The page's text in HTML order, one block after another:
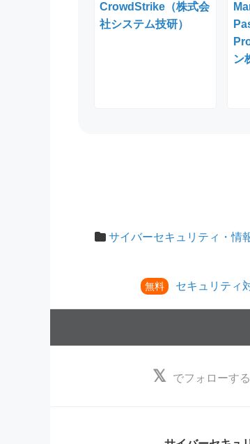
CrowdStrike（株式会
社システム技研）
ン
サイバーセキュリティ・情
無料 セキュリティ
でフォローする